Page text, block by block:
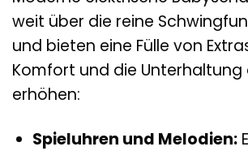
weit über die reine
und bieten eine Fülle von
Komfort und die Unterhaltung
erhöhen:
Spieluhren und Melodien: